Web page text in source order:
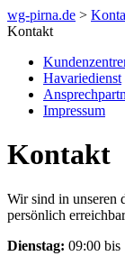
wg-pirna.de >
Kontakt
Havariedienst
Impressum
Kontakt
Wir sind in unseren
persönlich
Dienstag: 09:00 bis